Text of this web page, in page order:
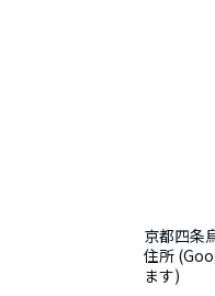
京都四条
住所
ます)